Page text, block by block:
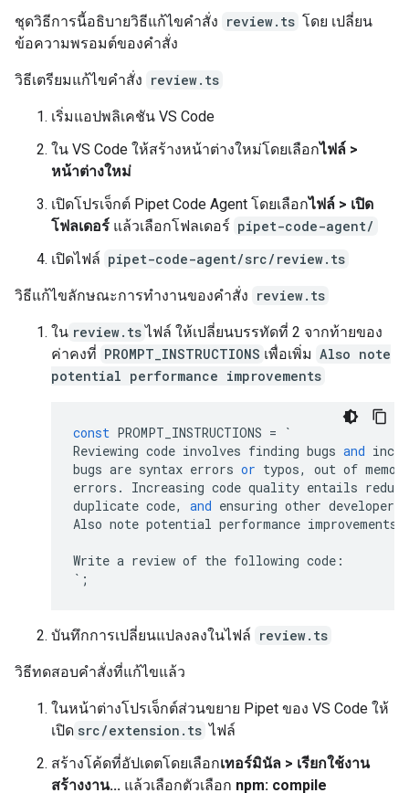
ชุดวิธีการนี้อธิบายวิธีแก้ไขคำสั่ง review.ts โดย เปลี่ยน
ข้อความพรอมต์ของคำสั่ง
วิธีเตรียมแก้ไขคำสั่ง review.ts
เริ่มแอปพลิเคชัน VS Code
ใน VS Code ให้สร้างหน้าต่างใหม่โดยเลือกไฟล์ >
หน้าต่างใหม่
เปิดโปรเจ็กต์ Pipet Code Agent โดยเลือกไฟล์ > เปิด
โฟลเดอร์ แล้วเลือกโฟลเดอร์ pipet-code-agent/
เปิดไฟล์ pipet-code-agent/src/review.ts
วิธีแก้ไขลักษณะการทำงานของคำสั่ง review.ts
ใน review.ts ไฟล์ ให้เปลี่ยนบรรทัดที่ 2 จากท้ายของ
ค่าคงที่ PROMPT_INSTRUCTIONS เพื่อเพิ่ม Also note
potential performance improvements
const PROMPT_INSTRUCTIONS =
`
Reviewing code involves finding bugs and
bugs are syntax errors or typos, out of
errors . Increasing code quality entails
duplicate code, and ensuring other developers
Also note potential performance improvements
Write a review of the following code :
` ;
บันทึกการเปลี่ยนแปลงลงในไฟล์ review.ts
วิธีทดสอบคำสั่งที่แก้ไขแล้ว
ในหน้าต่างโปรเจ็กต์ส่วนขยาย Pipet ของ VS Code ให้
เปิด src/extension.ts ไฟล์
สร้างโค้ดที่อัปเดตโดยเลือกเทอร์มินัล > เรียกใช้งาน
สร้างงาน... แล้วเลือกตัวเลือก npm: compile